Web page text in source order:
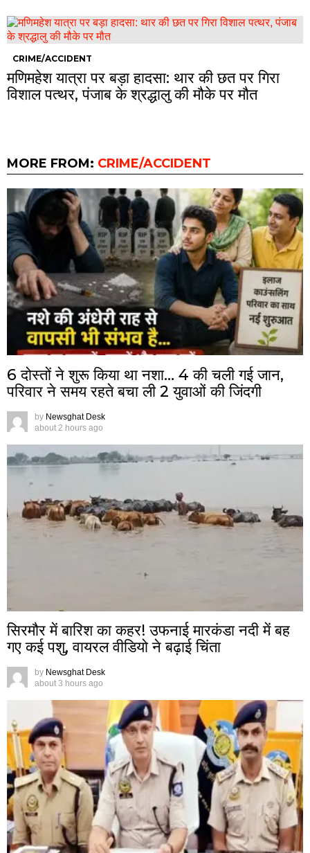
CRIME/ACCIDENT
मणिमहेश यात्रा पर बड़ा हादसा: थार की छत पर गिरा
विशाल पत्थर, पंजाब के श्रद्धालु की मौके पर मौत
MORE FROM: CRIME/ACCIDENT
6 दोस्तों ने शुरू किया था नशा… 4 की चली गई जान,
परिवार ने समय रहते बचा ली 2 युवाओं की जिंदगी
by Newsghat Desk
about 2 hours ago
सिरमौर में बारिश का कहर! उफनाई मारकंडा नदी में बह
गए कई पशु, वायरल वीडियो ने बढ़ाई चिंता
by Newsghat Desk
about 3 hours ago